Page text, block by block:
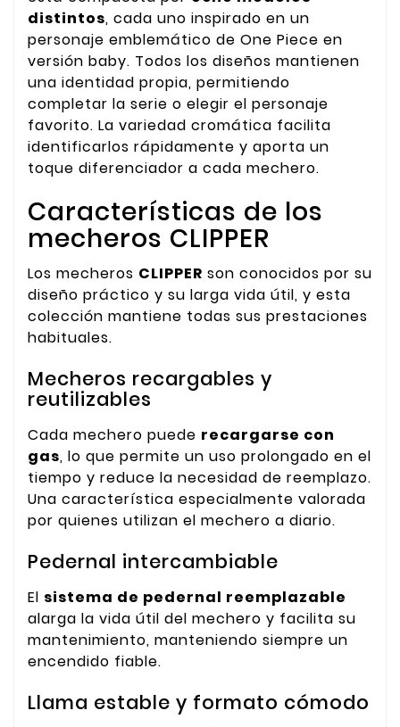
distintos, cada uno inspirado en un
personaje emblemático de One Piece en
versión baby. Todos los diseños mantienen
una identidad propia, permitiendo
completar la serie o elegir el personaje
favorito. La variedad cromática facilita
identificarlos rápidamente y aporta un
toque diferenciador a cada mechero.
Características de los
mecheros CLIPPER
Los mecheros CLIPPER son conocidos por su
diseño práctico y su larga vida útil, y esta
colección mantiene todas sus prestaciones
habituales.
Mecheros recargables y
reutilizables
Cada mechero puede recargarse con
gas, lo que permite un uso prolongado en el
tiempo y reduce la necesidad de reemplazo.
Una característica especialmente valorada
por quienes utilizan el mechero a diario.
Pedernal intercambiable
El sistema de pedernal reemplazable
alarga la vida útil del mechero y facilita su
mantenimiento, manteniendo siempre un
encendido fiable.
Llama estable y formato cómodo